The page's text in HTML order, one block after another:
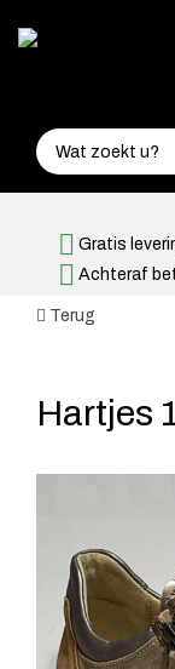
Gratis
Achteraf
Terug
Hartjes